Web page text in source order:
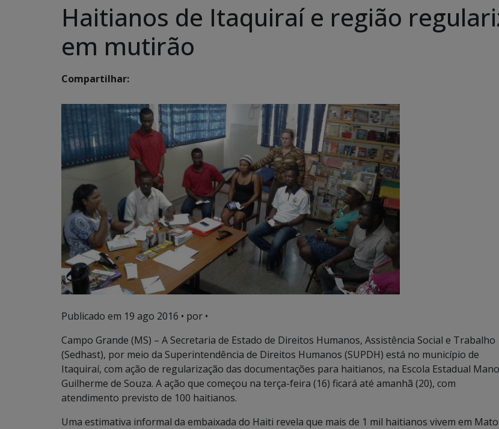
Haitianos de Itaquiraí e região
em mutirão
Compartilhar:
Publicado em 19 ago 2016 • por •
Campo Grande (MS) – A Secretaria de Estado de Direitos Humanos, Assistência Social e Trabalho
(Sedhast), por meio da Superintendência de Direitos Humanos (SUPDH) está no município de
Itaquiraí, com ação de regularização das documentações para haitianos, na Escola Estadual
Guilherme de Souza. A ação que começou na terça-feira (16) ficará até amanhã (20), com
atendimento previsto de 100 haitianos.
Uma estimativa informal da embaixada do Haiti revela que mais de 1 mil haitianos vivem em Mato